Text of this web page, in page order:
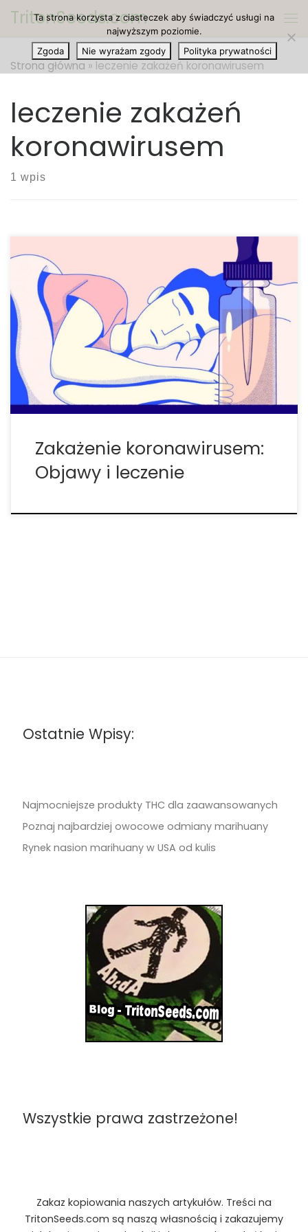
Przejdź do treści
TritonSeeds.com
Strona główna » leczenie zakażeń koronawirusem
leczenie zakażeń
koronawirusem
1 wpis
Koronawirusy (CoV) to duża rodzina wirusów, które
powodują choroby, od zwykłego przeziębienia do
poważniejszych chorób. Niektóre koronawirusy
przenoszą się między zwierzętami, niektóre między
zwierzętami i ludźmi, a inne między ludźmi. Objawy
zakażenia koronawirusem Zakażenia
koronawirusem są powszechne i zwykle prowadzą
[…]
Zakażenie koronawirusem:
Objawy i leczenie
Ostatnie Wpisy:
Najmocniejsze produkty THC dla zaawansowanych
Poznaj najbardziej owocowe odmiany marihuany
Rynek nasion marihuany w USA od kulis
Wszystkie prawa zastrzeżone!
Zakaz kopiowania naszych artykułów. Treści na
TritonSeeds.com są naszą własnością i zakazujemy
Ta strona korzysta z ciasteczek aby świadczyć usługi na
najwyższym poziomie.
Zgoda
Nie wyrażam zgody Polityka prywatności